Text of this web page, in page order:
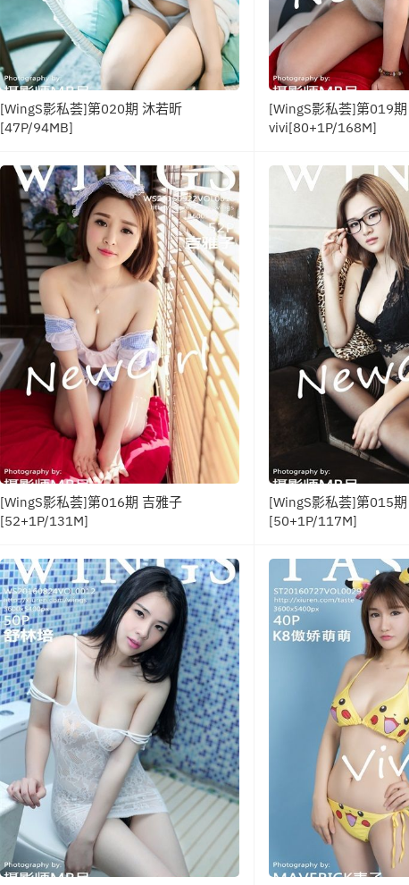
[WingS影私荟]第020期 沐若昕
[47P/94MB]
[WingS影私荟]第019
vivi[80+1P/168M]
[WingS影私荟]第016期 吉雅子
[52+1P/131M]
[WingS影私荟]第015期
[50+1P/117M]